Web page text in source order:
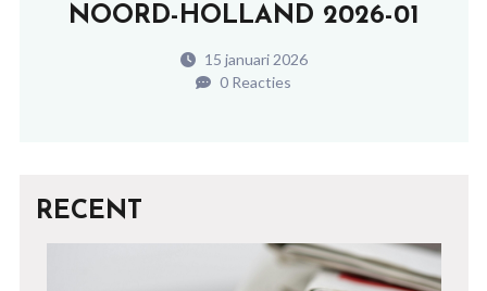
NOORD-HOLLAND 2026-01
15 januari 2026
0 Reacties
RECENT